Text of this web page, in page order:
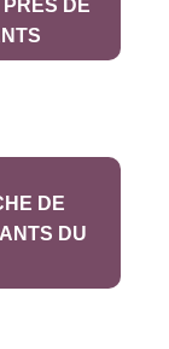
DE
DE
DU